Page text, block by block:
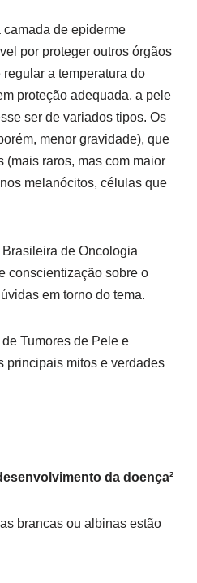
de epiderme
por proteger outros órgãos
a temperatura do
proteção adequada, a pele
ser de variados tipos. Os
menor gravidade), que
raros, mas com maior
melanócitos, células que
de Oncologia
conscientização sobre o
em torno do tema.
Tumores de Pele e
principais mitos e verdades
da doença²
brancas ou albinas estão